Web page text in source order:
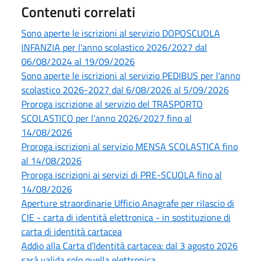
Contenuti correlati
Sono aperte le iscrizioni al servizio DOPOSCUOLA
INFANZIA per l'anno scolastico 2026/2027 dal
06/08/2024 al 19/09/2026
Sono aperte le iscrizioni al servizio PEDIBUS per l'anno
scolastico 2026-2027 dal 6/08/2026 al 5/09/2026
Proroga iscrizione al servizio del TRASPORTO
SCOLASTICO per l'anno 2026/2027 fino al
14/08/2026
Proroga iscrizioni al servizio MENSA SCOLASTICA fino
al 14/08/2026
Proroga iscrizioni ai servizi di PRE-SCUOLA fino al
14/08/2026
Aperture straordinarie Ufficio Anagrafe per rilascio di
CIE - carta di identità elettronica - in sostituzione di
carta di identità cartacea
Addio alla Carta d’Identità cartacea: dal 3 agosto 2026